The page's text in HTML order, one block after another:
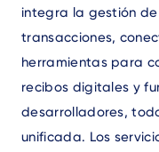
integra la gestión
transacciones,
herramientas para
recibos digitales y
desarrolladores,
unificada. Los